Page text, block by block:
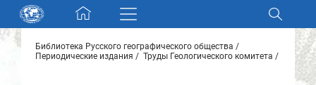
Skip navigation
Разделы и коллекции
Библиотека Русского географического общества
Периодические издания
Труды Геологического комитета